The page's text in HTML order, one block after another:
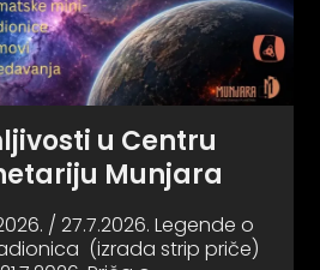
u Centru
Munjara
/ 27.7.2026. Legende o
(izrada strip priče)